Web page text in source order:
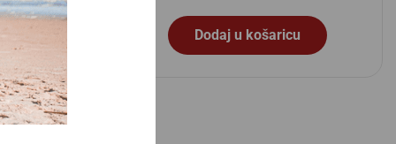
Dodaj u košaricu